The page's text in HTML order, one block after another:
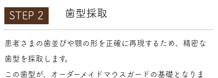
STEP 2 歯型採取
患者さまの歯並びや顎の形を正確に再現するため、精密な
歯型を採取します。
この歯型が、オーダーメイドマウスガードの基礎となりま